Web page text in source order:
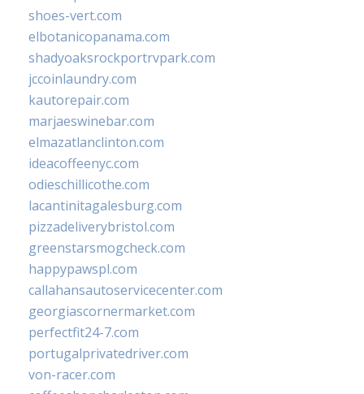
shoes-vert.com
elbotanicopanama.com
shadyoaksrockportrvpark.com
jccoinlaundry.com
kautorepair.com
marjaeswinebar.com
elmazatlanclinton.com
ideacoffeenyc.com
odieschillicothe.com
lacantinitagalesburg.com
pizzadeliverybristol.com
greenstarsmogcheck.com
happypawspl.com
callahansautoservicecenter.com
georgiascornermarket.com
perfectfit24-7.com
portugalprivatedriver.com
von-racer.com